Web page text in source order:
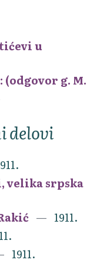
u
g. M.
delovi
velika srpska
1911.
1911.